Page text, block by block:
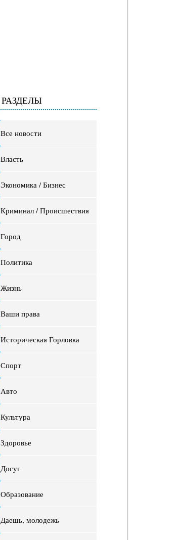
РАЗДЕЛЫ
Все новости
Власть
Экономика / Бизнес
Криминал / Происшествия
Город
Политика
Жизнь
Ваши права
Историческая Горловка
Спорт
Авто
Культура
Здоровье
Досуг
Образование
Даешь, молодежь